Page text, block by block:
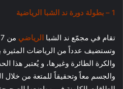
1 – بطولة دورة ند الشبا الرياضية
تقام في مجمّع ند الشبا الرياضي من 17 مايو
وتستضيف عدداً من الرياضات المثيرة
والكرة الطائرة وغيرها، و يُعتبر هذا
والجسم معاً وتحقيقاً للمتعة من خلال